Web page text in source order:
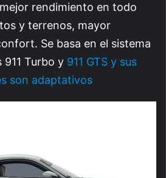
rendimiento en todo
y terrenos, mayor
Se basa en el sistema
911 Turbo y 911 GTS y sus
son adaptativos